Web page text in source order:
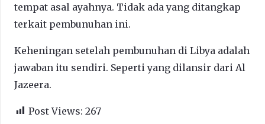
tempat asal ayahnya. Tidak ada yang ditangkap
terkait pembunuhan ini.
Keheningan setelah pembunuhan di Libya adalah
jawaban itu sendiri. Seperti yang dilansir dari Al
Jazeera.
Post Views: 267